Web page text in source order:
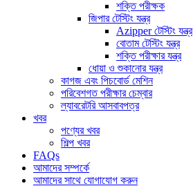
শক্তি পরীক্ষক
জিপার টেস্টিং যন্ত্র
Azipper টেস্টিং যন্ত্র
বোতাম টেস্টিং যন্ত্র
শক্তি পরীক্ষার যন্ত্র
ধোয়া ও শুকানোর যন্ত্র
কাগজ এবং পিচবোর্ড মেশিন
পরিবেশগত পরীক্ষার চেম্বার
ল্যাবরেটরি আসবাবপত্র
খবর
পণ্যের খবর
শিল্প খবর
FAQs
আমাদের সম্পর্কে
আমাদের সাথে যোগাযোগ করুন